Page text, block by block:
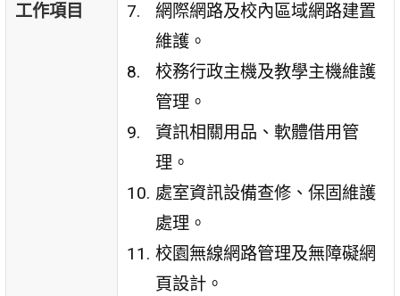
工作項目
網際網路及校內區域網路建置
維護。
校務行政主機及教學主機維護
管理。
資訊相關用品、軟體借用管
理。
處室資訊設備查修、保固維護
處理。
校園無線網路管理及無障礙網
頁設計。